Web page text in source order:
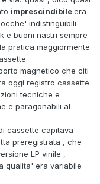
imprescindibileera
indistinguibili
e buoni nastri sempre
pratica maggiormente
magnetico che citi
oggi registro cassette
tecniche e
e paragonabili al
cassette capitava
preregistrata , che
LP vinile ,
qualita' era variabile